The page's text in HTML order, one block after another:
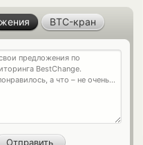
BTC-кран